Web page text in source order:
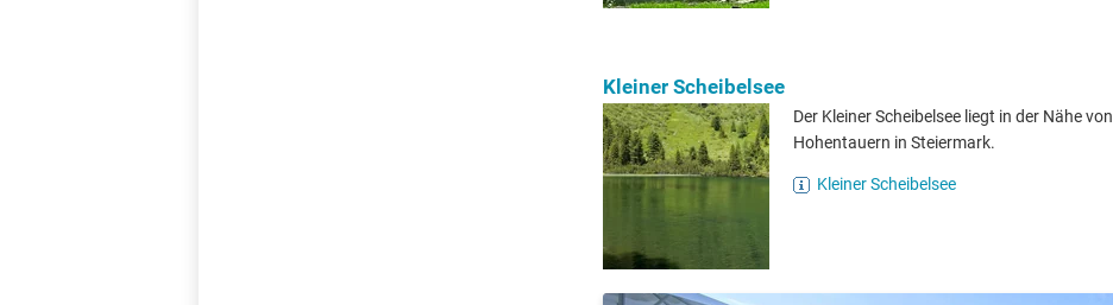
Kleiner Scheibelsee
Der Kleiner Scheibelsee liegt in der Nähe von
Hohentauern in Steiermark.
Kleiner Scheibelsee